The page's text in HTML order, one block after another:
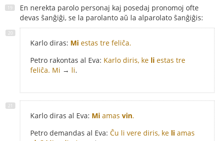
En nerekta parolo personaj kaj posedaj pronomoj ofte
devas ŝanĝiĝi, se la parolanto aŭ la alparolato ŝanĝiĝis:
Karlo diras: Mi estas tre feliĉa.
Petro rakontas al Eva: Karlo diris, ke li estas tre
feliĉa. Mi → li.
Karlo diras al Eva: Mi amas vin.
Petro demandas al Eva: Ĉu li vere diris, ke li amas